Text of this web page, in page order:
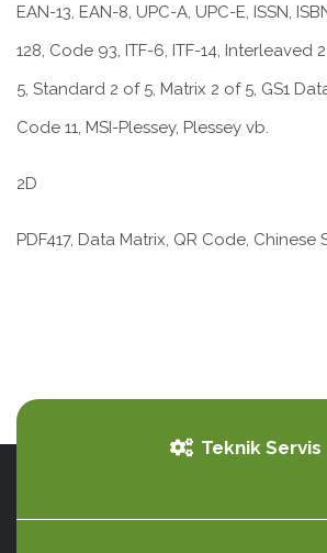
EAN-13, EAN-8, UPC-A, UPC-E, ISSN,
128, Code 93, ITF-6, ITF-14, Interleaved
5, Standard 2 of 5, Matrix 2 of 5, GS1
Code 11, MSI-Plessey, Plessey vb.
2D
PDF417, Data Matrix, QR Code,
Teknik Servis